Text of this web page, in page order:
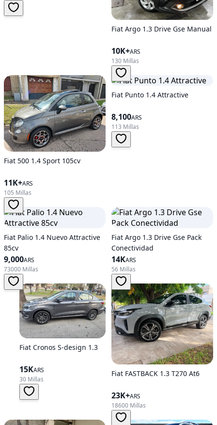
Fiat Argo 1.3 Drive Gse Manual
10K+ARS
130 Millas
Fiat 500 1.4 Sport 105cv
11K+ARS
105 Millas
Fiat Punto 1.4 Attractive
8,100ARS
113 Millas
Fiat Palio 1.4 Nuevo Attractive
85cv
9,000ARS
73000 Millas
Fiat Argo 1.3 Drive Gse Pack
Conectividad
14KARS
56 Millas
Fiat Cronos S-design 1.3
15KARS
30 Millas
Fiat FASTBACK 1.3 T270 At6
23K+ARS
18600 Millas